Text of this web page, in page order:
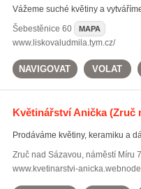
Vážeme suché květiny a
Šebestěnice 60 MAPA
www.liskovaludmila.tym.cz/
NAVIGOVAT VOLAT
Květinářství Anička(Zruč
Prodáváme květiny, keramiku a
Zruč nad Sázavou, náměstí Míru
www.kvetinarstvi-